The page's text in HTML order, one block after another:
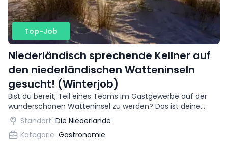
Top-Job
Niederländisch sprechende Kellner auf
den niederländischen Watteninseln
gesucht! (Winterjob)
Bist du bereit, Teil eines Teams im Gastgewerbe auf der
wunderschönen Watteninsel zu werden? Das ist deine
Chance, Abenteuer mit dem Sammeln internationaler
Berufserfahrung zu verbinden.
Standort Die Niederlande
Kategorie Gastronomie